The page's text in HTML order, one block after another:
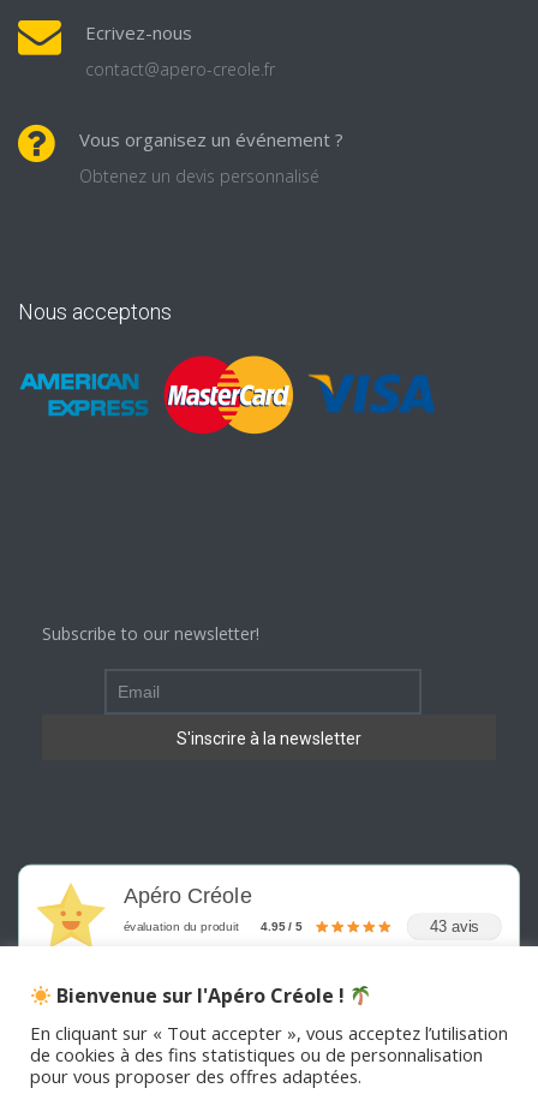
Ecrivez-nous
contact@apero-creole.fr
Vous organisez un événement ?
Obtenez un devis personnalisé
Nous acceptons
Subscribe to our newsletter!
Apéro Créole
évaluation du produit 4.95 / 5 43 avis
©2026 APERO CREOLE . Tous les droits sont réservés
Bienvenue sur l'Apéro Créole !
En cliquant sur « Tout accepter », vous acceptez l’utilisation
de cookies à des fins statistiques ou de personnalisation
pour vous proposer des offres adaptées.